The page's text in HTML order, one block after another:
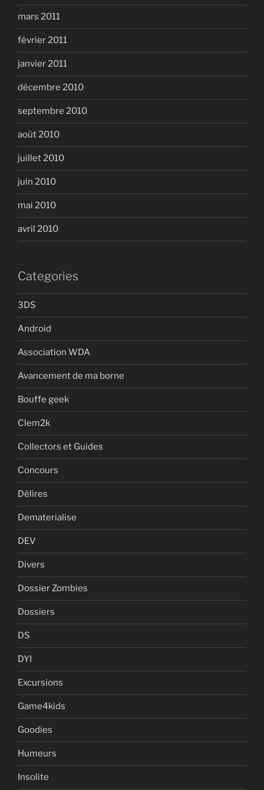
mars 2011
février 2011
janvier 2011
décembre 2010
septembre 2010
août 2010
juillet 2010
juin 2010
mai 2010
avril 2010
Categories
3DS
Android
Association WDA
Avancement de ma borne
Bouffe geek
Clem2k
Collectors et Guides
Concours
Délires
Dematerialise
DEV
Divers
Dossier Zombies
Dossiers
DS
DYI
Excursions
Game4kids
Goodies
Humeurs
Insolite